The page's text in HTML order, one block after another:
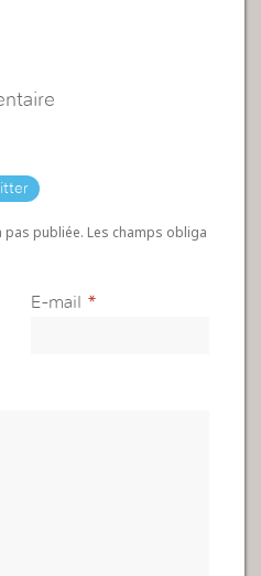
publiée. Les champs obliga
E-mail *